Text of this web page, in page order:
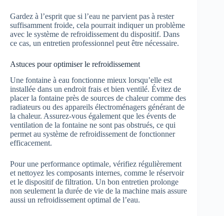
Gardez à l’esprit que si l’eau ne parvient pas à rester
suffisamment froide, cela pourrait indiquer un problème
avec le système de refroidissement du dispositif. Dans
ce cas, un entretien professionnel peut être nécessaire.
Astuces pour optimiser le refroidissement
Une fontaine à eau fonctionne mieux lorsqu’elle est
installée dans un endroit frais et bien ventilé. Évitez de
placer la fontaine près de sources de chaleur comme des
radiateurs ou des appareils électroménagers générant de
la chaleur. Assurez-vous également que les évents de
ventilation de la fontaine ne sont pas obstrués, ce qui
permet au système de refroidissement de fonctionner
efficacement.
Pour une performance optimale, vérifiez régulièrement
et nettoyez les composants internes, comme le réservoir
et le dispositif de filtration. Un bon entretien prolonge
non seulement la durée de vie de la machine mais assure
aussi un refroidissement optimal de l’eau.